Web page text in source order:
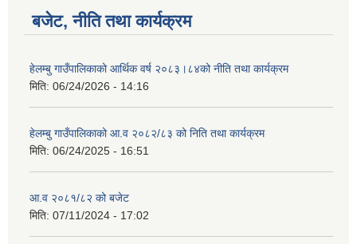
बजेट, नीति तथा कार्यक्रम
हेलम्बु गाउँपालिकाको आर्थिक वर्ष २०८३।८४को नीति तथा कार्यक्रम
मिति: 06/24/2026 - 14:16
हेलम्बु गाउँपालिकाको आ.व २०८२/८३ को निति तथा कार्यक्रम
मिति: 06/24/2025 - 16:51
आ.व २०८१/८२ को बजेट
मिति: 07/11/2024 - 17:02